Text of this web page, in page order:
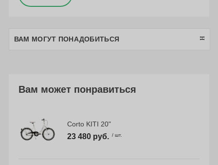
ВАМ МОГУТ ПОНАДОБИТЬСЯ
Вам может понравиться
Corto KITI 20"
23 480 руб. / шт.